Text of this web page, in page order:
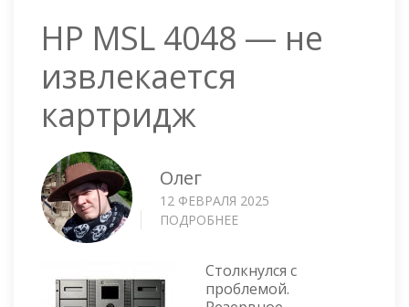
HP MSL 4048 — не
извлекается
картридж
Олег
12 ФЕВРАЛЯ 2025
ПОДРОБНЕЕ
4048
—
Столкнулся с
проблемой.